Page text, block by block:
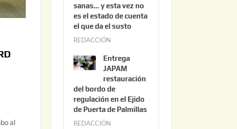
al
sanas… y esta vez no
es el estado de cuenta
el que da el susto
REDACCIÓN
o
s
t
o
3
Entrega
JAPAM
restauración
del bordo de
regulación en el Ejido
de Puerta de Palmillas
REDACCIÓN